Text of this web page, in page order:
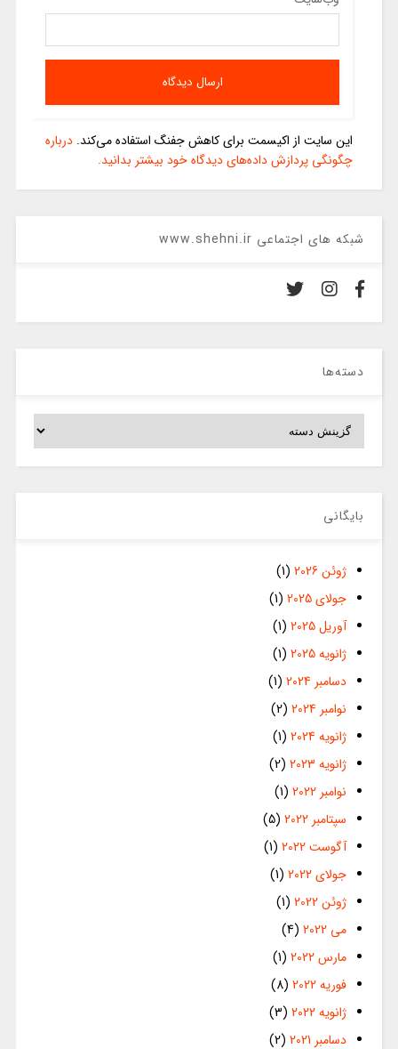
این سایت از اکیسمت برای کاهش جفنگ استفاده می‌کند. درباره
چگونگی پردازش داده‌های دیدگاه خود بیشتر بدانید.
شبکه های اجتماعی www.shehni.ir
دسته‌ها
دسته‌ها
بایگانی
ژوئن 2026
(1)
جولای 2025
(1)
آوریل 2025
(1)
ژانویه 2025
(1)
دسامبر 2024
(1)
نوامبر 2024
(2)
ژانویه 2024
(1)
ژانویه 2023
(2)
نوامبر 2022
(1)
سپتامبر 2022
(5)
آگوست 2022
(1)
جولای 2022
(1)
ژوئن 2022
(1)
می 2022
(4)
مارس 2022
(1)
فوریه 2022
(8)
ژانویه 2022
(3)
دسامبر 2021
(2)